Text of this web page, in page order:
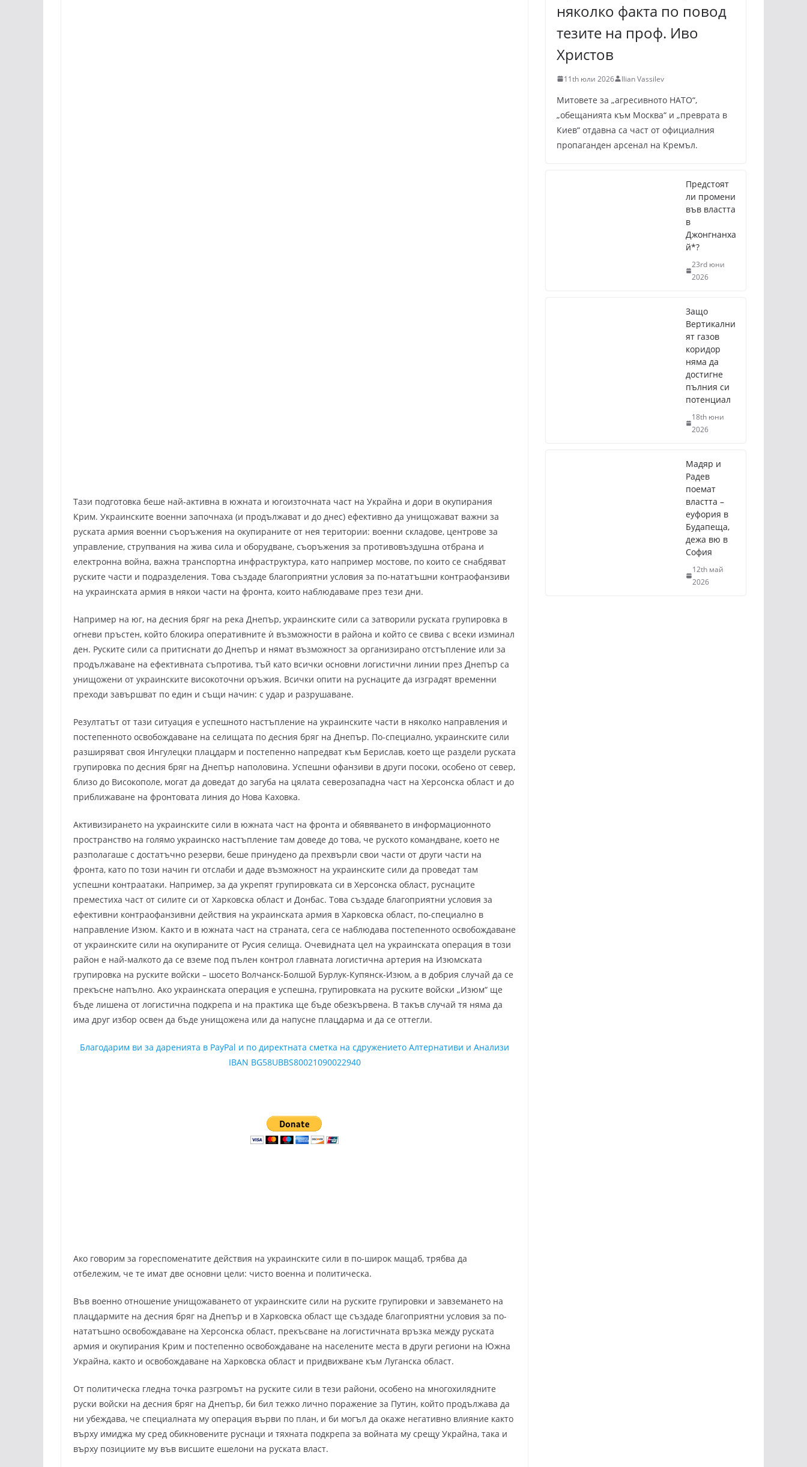
Тази подготовка беше най-активна в южната и югоизточната част на Украйна и дори в окупирания
Крим. Украинските военни започнаха (и продължават и до днес) ефективно да унищожават важни за
руската армия военни съоръжения на окупираните от нея територии: военни складове, центрове за
управление, струпвания на жива сила и оборудване, съоръжения за противовъздушна отбрана и
електронна война, важна транспортна инфраструктура, като например мостове, по които се снабдяват
руските части и подразделения. Това създаде благоприятни условия за по-нататъшни контраофанзиви
на украинската армия в някои части на фронта, които наблюдаваме през тези дни.
Например на юг, на десния бряг на река Днепър, украинските сили са затворили руската групировка в
огневи пръстен, който блокира оперативните ѝ възможности в района и който се свива с всеки изминал
ден. Руските сили са притиснати до Днепър и нямат възможност за организирано отстъпление или за
продължаване на ефективната съпротива, тъй като всички основни логистични линии през Днепър са
унищожени от украинските високоточни оръжия. Всички опити на руснаците да изградят временни
преходи завършват по един и същи начин: с удар и разрушаване.
Резултатът от тази ситуация е успешното настъпление на украинските части в няколко направления и
постепенното освобождаване на селищата по десния бряг на Днепър. По-специално, украинските сили
разширяват своя Ингулецки плацдарм и постепенно напредват към Берислав, което ще раздели руската
групировка по десния бряг на Днепър наполовина. Успешни офанзиви в други посоки, особено от север,
близо до Високополе, могат да доведат до загуба на цялата северозападна част на Херсонска област и до
приближаване на фронтовата линия до Нова Каховка.
Активизирането на украинските сили в южната част на фронта и обявяването в информационното
пространство на голямо украинско настъпление там доведе до това, че руското командване, което не
разполагаше с достатъчно резерви, беше принудено да прехвърли свои части от други части на
фронта, като по този начин ги отслаби и даде възможност на украинските сили да проведат там
успешни контраатаки. Например, за да укрепят групировката си в Херсонска област, руснаците
преместиха част от силите си от Харковска област и Донбас. Това създаде благоприятни условия за
ефективни контраофанзивни действия на украинската армия в Харковска област, по-специално в
направление Изюм. Както и в южната част на страната, сега се наблюдава постепенното освобождаване
от украинските сили на окупираните от Русия селища. Очевидната цел на украинската операция в този
район е най-малкото да се вземе под пълен контрол главната логистична артерия на Изюмската
групировка на руските войски – шосето Волчанск-Болшой Бурлук-Купянск-Изюм, а в добрия случай да се
прекъсне напълно. Ако украинската операция е успешна, групировката на руските войски „Изюм“ ще
бъде лишена от логистична подкрепа и на практика ще бъде обезкървена. В такъв случай тя няма да
има друг избор освен да бъде унищожена или да напусне плацдарма и да се оттегли.
Благодарим ви за даренията в PayPal и по директната сметка на сдружението Алтернативи и Анализи
IBAN BG58UBBS80021090022940
Ако говорим за гореспоменатите действия на украинските сили в по-широк мащаб, трябва да
отбележим, че те имат две основни цели: чисто военна и политическа.
Във военно отношение унищожаването от украинските сили на руските групировки и завземането на
плацдармите на десния бряг на Днепър и в Харковска област ще създаде благоприятни условия за по-
нататъшно освобождаване на Херсонска област, прекъсване на логистичната връзка между руската
армия и окупирания Крим и постепенно освобождаване на населените места в други региони на Южна
Украйна, както и освобождаване на Харковска област и придвижване към Луганска област.
От политическа гледна точка разгромът на руските сили в тези райони, особено на многохилядните
руски войски на десния бряг на Днепър, би бил тежко лично поражение за Путин, който продължава да
ни убеждава, че специалната му операция върви по план, и би могъл да окаже негативно влияние както
върху имиджа му сред обикновените руснаци и тяхната подкрепа за войната му срещу Украйна, така и
върху позициите му във висшите ешелони на руската власт.
няколко факта по повод
тезите на проф. Иво
Христов
11th юли 2026 Ilian Vassilev
Митовете за „агресивното НАТО“,
„обещанията към Москва“ и „преврата в
Киев“ отдавна са част от официалния
пропаганден арсенал на Кремъл.
Предстоят
ли промени
във властта
в
Джонгнанха
й*?
23rd юни
2026
Защо
Вертикални
ят газов
коридор
няма да
достигне
пълния си
потенциал
18th юни
2026
Мадяр и
Радев
поемат
властта –
еуфория в
Будапеща,
дежа вю в
София
12th май
2026